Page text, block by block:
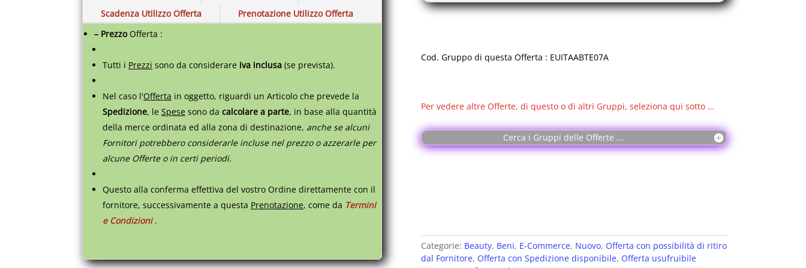
Scadenza Utilizzo Offerta
Prenotazione Utilizzo Offerta
– PrezzoOfferta :
Tutti i Prezzi sono da considerare iva inclusa (se prevista).
Nel caso l'Offerta in oggetto, riguardi un Articolo che prevede la
Spedizione, le Spese sono da calcolare a parte, in base alla quantità
della merce ordinata ed alla zona di destinazione, anche se alcuni
Fornitori potrebbero considerarle incluse nel prezzo o azzerarle per
alcune Offerte o in certi periodi.
Questo alla conferma effettiva del vostro Ordine direttamente con il
fornitore, successivamente a questa Prenotazione, come da Termini
e Condizioni.
Cod. Gruppo di questa Offerta : EUITAABTE07A
Per vedere altre Offerte, di questo o di altri Gruppi, seleziona qui sotto …
Cerca i Gruppi delle Offerte ...
Categorie: Beauty, Beni, E-Commerce, Nuovo, Offerta con possibilità di ritiro
dal Fornitore, Offerta con Spedizione disponibile, Offerta usufruibile